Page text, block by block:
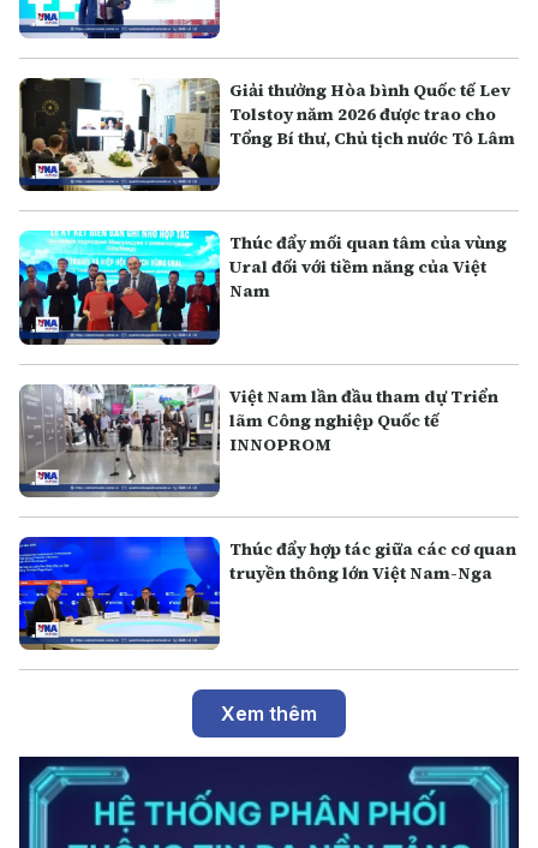
Giải thưởng Hòa bình Quốc tế Lev
Tolstoy năm 2026 được trao cho
Tổng Bí thư, Chủ tịch nước Tô Lâm
Thúc đẩy mối quan tâm của vùng
Ural đối với tiềm năng của Việt
Nam
Việt Nam lần đầu tham dự Triển
lãm Công nghiệp Quốc tế
INNOPROM
Thúc đẩy hợp tác giữa các cơ quan
truyền thông lớn Việt Nam-Nga
Xem thêm